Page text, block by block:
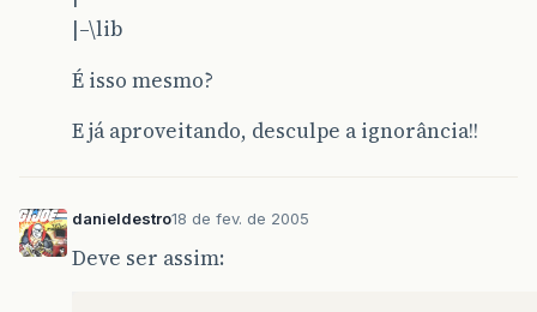
|–\lib
É isso mesmo?
E já aproveitando, desculpe a ignorância!!
danieldestro18 de fev. de 2005
Deve ser assim: